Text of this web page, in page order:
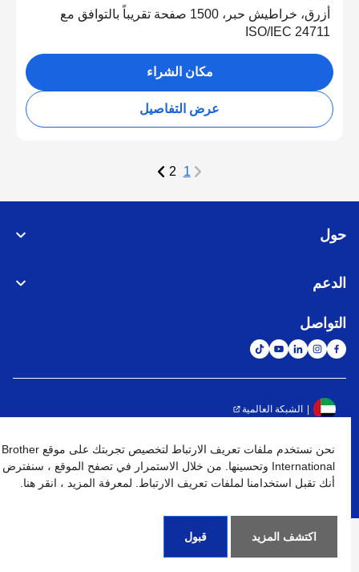
أزرق، خراطيش حبر، 1500 صفحة تقريباً بالتوافق مع
ISO/IEC 24711
مكان الشراء
عرض التفاصيل
1
حول
الدعم
التواصل
الشبكة العالمية
نهج الخصوصية شروط الإستخدام خريطة الموقع الإنتقال إلى الموقع العالمي
كافة الحقوق محفوظة. BROTHER INTERNATIONAL (GULF) FZE
2026
نحن نستخدم ملفات تعريف الارتباط لتخصيص تجربتك على موقع Brother
International وتحسينها. من خلال الاستمرار في تصفح الموقع ، سنفترض
أنك تقبل استخدامنا لملفات تعريف الارتباط. لمعرفة المزيد ، انقر هنا.
اكتشف المزيد قبول